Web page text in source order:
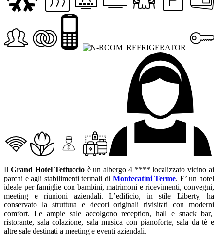
Il Grand Hotel Tettuccio è un albergo 4 **** localizzato vicino ai
parchi e agli stabilimenti termali di Montecatini Terme. E’ un hotel
ideale per famiglie con bambini, matrimoni e ricevimenti, convegni,
meeting e riunioni aziendali. L’edificio, in stile Liberty, ha
conservato la struttura e decori originali rivisitati con moderni
comfort. Le ampie sale accolgono reception, hall e snack bar,
ristorante, sala colazione, sala musica con pianoforte, sala da tè e
altre sale destinati a meeting e eventi aziendali.